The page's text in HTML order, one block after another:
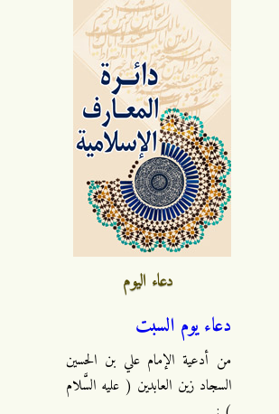
دعاء اليوم
دعاء يوم السبت
من أدعية الإمام علي بن الحسين
السجاد زين العابدين ( عليه السَّلام